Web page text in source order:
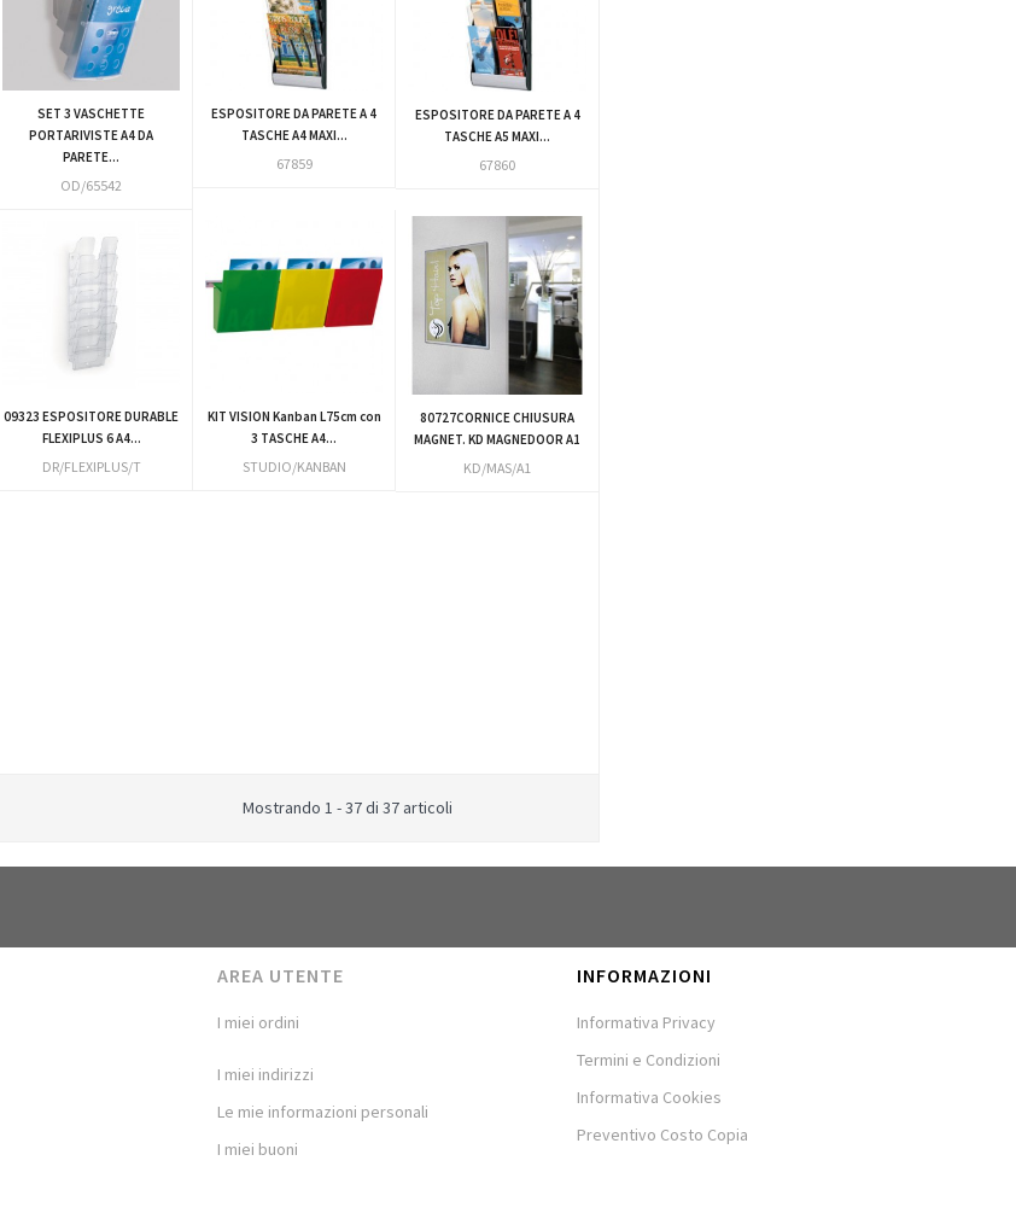
SET 3 VASCHETTE
PORTARIVISTE A4 DA
PARETE...
OD/65542
ESPOSITORE DA PARETE A 4
TASCHE A4 MAXI...
67859
ESPOSITORE DA PARETE A 4
TASCHE A5 MAXI...
67860
09323 ESPOSITORE DURABLE
FLEXIPLUS 6 A4...
DR/FLEXIPLUS/T
KIT VISION Kanban L75cm con
3 TASCHE A4...
STUDIO/KANBAN
80727CORNICE CHIUSURA
MAGNET. KD MAGNEDOOR A1
KD/MAS/A1
Mostrando 1 - 37 di 37 articoli
AREA UTENTE
I miei ordini
I miei indirizzi
Le mie informazioni personali
I miei buoni
INFORMAZIONI
Informativa Privacy
Termini e Condizioni
Informativa Cookies
Preventivo Costo Copia